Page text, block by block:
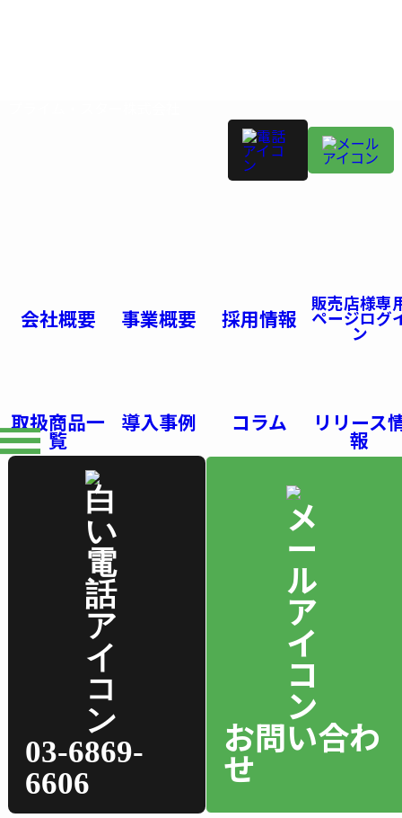
会社概要 事業概要 採用情報
販売店様専
ページログ
ン
取扱商品一
覧
導入事例 コラム リリース
報
03-6869-
6606
お問い合わ
せ